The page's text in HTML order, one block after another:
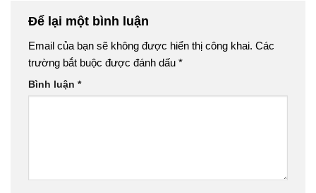
Để lại một bình luận
Email của bạn sẽ không được hiển thị công khai. Các
trường bắt buộc được đánh dấu *
Bình luận *